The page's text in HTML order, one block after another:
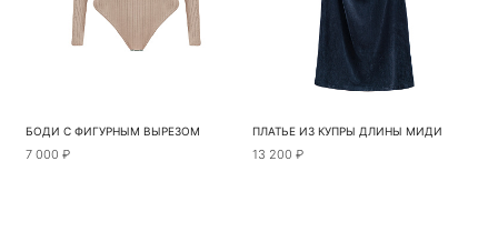
БОДИ С ФИГУРНЫМ ВЫРЕЗОМ
7 000 ₽
ПЛАТЬЕ ИЗ КУПРЫ ДЛИНЫ МИДИ
13 200 ₽